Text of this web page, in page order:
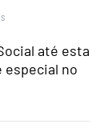
até esta
especial no